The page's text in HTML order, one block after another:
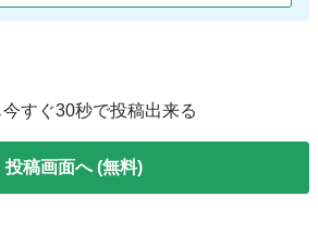
すぐ30秒で投稿出来る
投稿画面へ (無料)